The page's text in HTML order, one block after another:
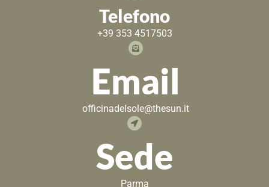
Telefono
+39 353 4517503
Email
officinadelsole@thesun.it
Sede
Parma